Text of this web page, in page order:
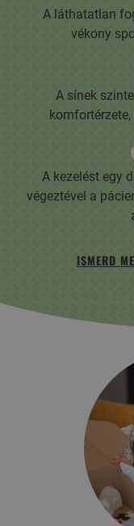
A láthatatlan
vékony
A sínek
A kezelést egy
végeztével a
ISMERD